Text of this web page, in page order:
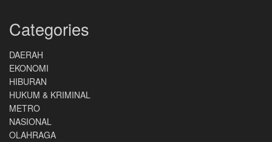
Categories
DAERAH
EKONOMI
HIBURAN
HUKUM & KRIMINAL
METRO
NASIONAL
OLAHRAGA